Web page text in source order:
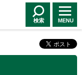
検索 MENU